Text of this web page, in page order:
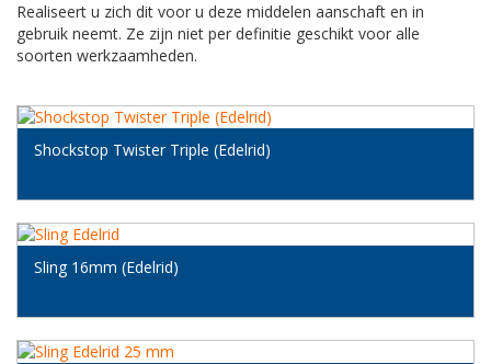
Realiseert u zich dit voor u deze middelen aanschaft en in
gebruik neemt. Ze zijn niet per definitie geschikt voor alle
soorten werkzaamheden.
Shockstop Twister Triple (Edelrid)
Sling 16mm (Edelrid)